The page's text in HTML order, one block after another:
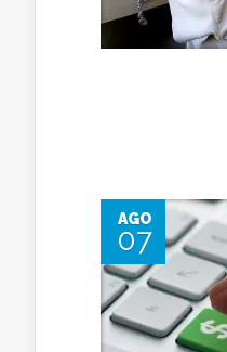
AGO
07